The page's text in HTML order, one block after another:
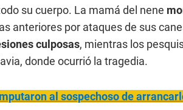
su cuerpo. La mamá del nene
anteriores por ataques de sus
culposas, mientras los
donde ocurrió la tragedia.
al sospechoso de